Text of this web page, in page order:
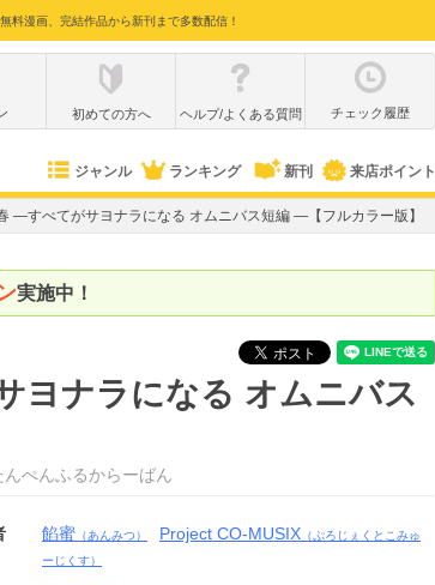
料漫画、完結作品から新刊まで多数配信！
初めての方へ ヘルプ/よくある質問 チェック履歴
ジャンル ランキング 新刊 来店ポイント
―すべてがサヨナラになる オムニバス短編 ―【フルカラー版】
実施中！
ヨナラになる オムニバス
ぺんふるからーばん
餡蜜 （あんみつ） Project CO-MUSIX （ぷろじぇくとこみゅ
ーじくす）